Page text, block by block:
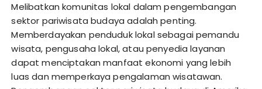
Melibatkan komunitas lokal dalam pengembangan
sektor pariwisata budaya adalah penting.
Memberdayakan penduduk lokal sebagai pemandu
wisata, pengusaha lokal, atau penyedia layanan
dapat menciptakan manfaat ekonomi yang lebih
luas dan memperkaya pengalaman wisatawan.